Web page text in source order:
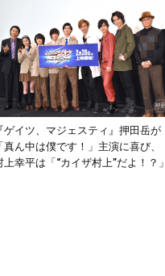
『ゲイツ、マジェスティ』押田岳が
「真ん中は僕です！」主演に喜び、
上幸平は「“カイザ村上”だよ！？」